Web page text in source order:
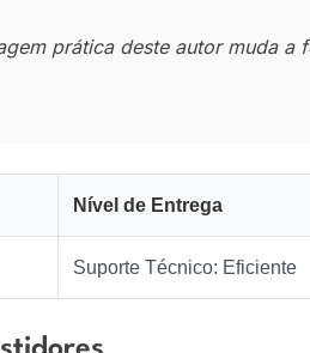
prática deste autor muda
Nível de Entrega
Suporte Técnico: Eficiente